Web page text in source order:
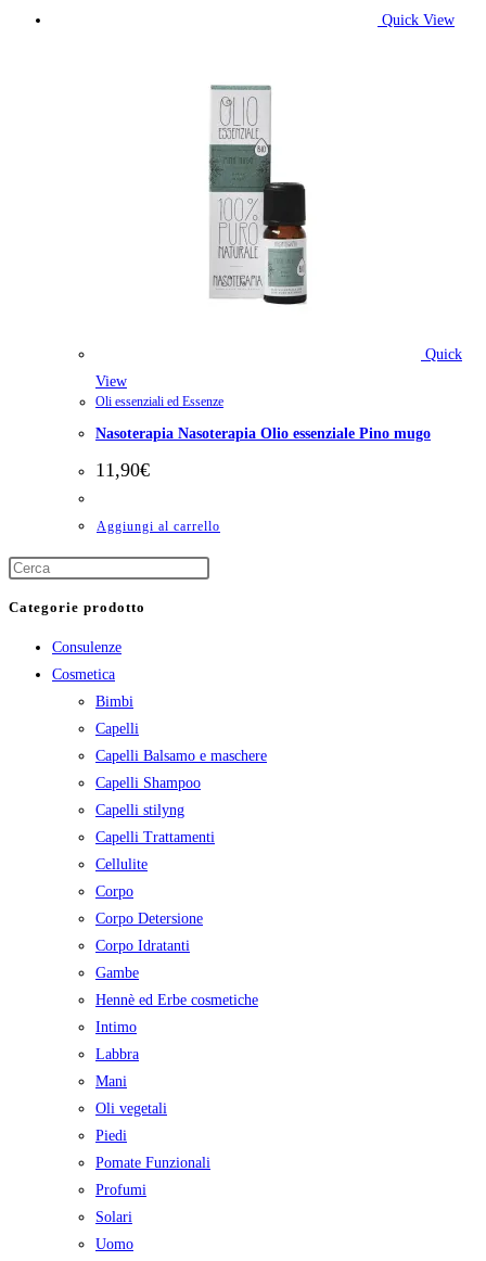
Quick View
Quick
View
Oli essenziali ed Essenze
Nasoterapia Nasoterapia Olio essenziale Pino mugo
11,90€
Aggiungi al carrello
Categorie prodotto
Consulenze
Cosmetica
Bimbi
Capelli
Capelli Balsamo e maschere
Capelli Shampoo
Capelli stilyng
Capelli Trattamenti
Cellulite
Corpo
Corpo Detersione
Corpo Idratanti
Gambe
Hennè ed Erbe cosmetiche
Intimo
Labbra
Mani
Oli vegetali
Piedi
Pomate Funzionali
Profumi
Solari
Uomo